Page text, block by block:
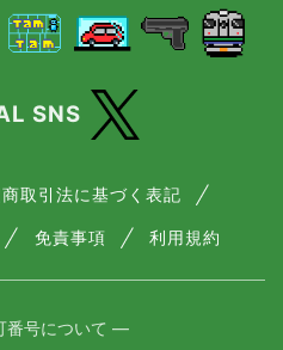
SNS
取引法に基づく表記
免責事項 利用規約
番号について ―